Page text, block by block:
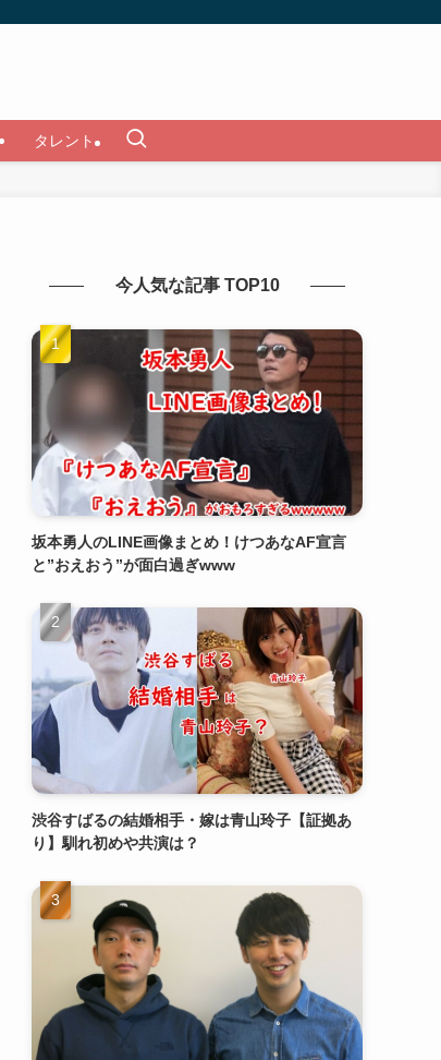
タレント
今人気な記事 TOP10
坂本勇人のLINE画像まとめ！けつあなAF宣言
と”おえおう”が面白過ぎwww
渋谷すばるの結婚相手・嫁は青山玲子【証拠あ
り】馴れ初めや共演は？